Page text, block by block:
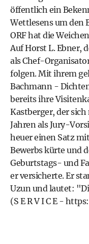
öffentlich ein
Wettlesens um den
ORF hat die
Auf Horst L. Ebner,
als Chef-
folgen. Mit ihrem
Bachmann -
bereits ihre
Kastberger, der sich
Jahren als Jury-
heuer einen Satz
Bewerbs kürte und
Geburtstags- und
er versicherte. Er
Uzun und lautet:
(S E R V I C E -